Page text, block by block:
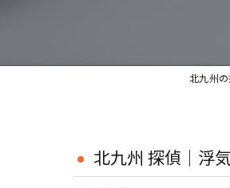
北九州
北九州 探偵｜浮